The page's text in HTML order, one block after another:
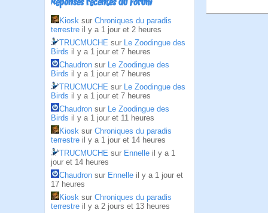
Réponses récentes du Forum
Kiosk sur Chroniques du paradis
terrestre il y a 1 jour et 2 heures
TRUCMUCHE sur Le Zoodingue des
Birds il y a 1 jour et 7 heures
Chaudron sur Le Zoodingue des
Birds il y a 1 jour et 7 heures
TRUCMUCHE sur Le Zoodingue des
Birds il y a 1 jour et 7 heures
Chaudron sur Le Zoodingue des
Birds il y a 1 jour et 11 heures
Kiosk sur Chroniques du paradis
terrestre il y a 1 jour et 14 heures
TRUCMUCHE sur Ennelle il y a 1
jour et 14 heures
Chaudron sur Ennelle il y a 1 jour et
17 heures
Kiosk sur Chroniques du paradis
terrestre il y a 2 jours et 13 heures